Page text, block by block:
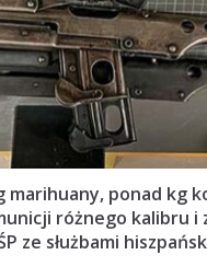
ponad kg
różnego kalibru
ze służbami